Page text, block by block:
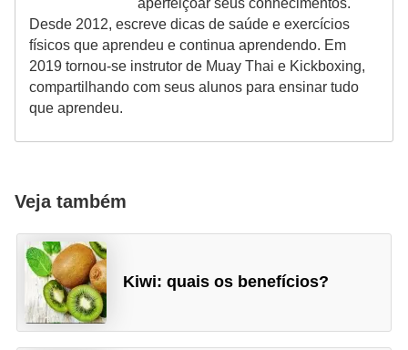
Desde 2012, escreve dicas de saúde e exercícios
físicos que aprendeu e continua aprendendo. Em
2019 tornou-se instrutor de Muay Thai e Kickboxing,
compartilhando com seus alunos para ensinar tudo
que aprendeu.
Veja também
Kiwi: quais os benefícios?